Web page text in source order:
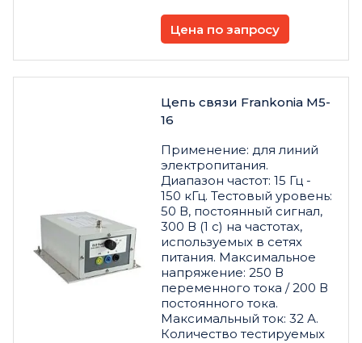
Цена по запросу
Цепь связи Frankonia M5-
16
Применение: для линий
электропитания.
Диапазон частот: 15 Гц -
150 кГц. Тестовый уровень:
50 В, постоянный сигнал,
300 В (1 с) на частотах,
используемых в сетях
питания. Максимальное
напряжение: 250 В
переменного тока / 200 В
постоянного тока.
Максимальный ток: 32 А.
Количество тестируемых